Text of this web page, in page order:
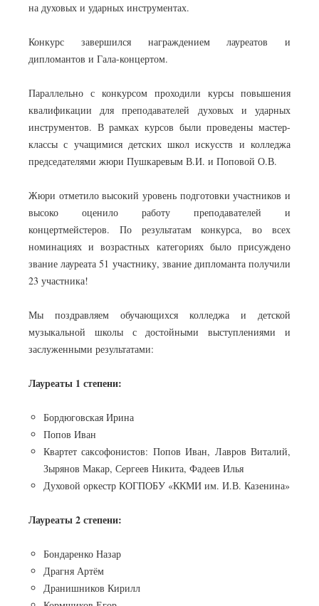
на духовых и ударных инструментах.
Конкурс завершился награждением лауреатов и
дипломантов и Гала-концертом.
Параллельно с конкурсом проходили курсы повышения
квалификации для преподавателей духовых и ударных
инструментов. В рамках курсов были проведены мастер-
классы с учащимися детских школ искусств и колледжа
председателями жюри Пушкаревым В.И. и Поповой О.В.
Жюри отметило высокий уровень подготовки участников и
высоко оценило работу преподавателей и
концертмейстеров. По результатам конкурса, во всех
номинациях и возрастных категориях было присуждено
звание лауреата 51 участнику, звание дипломанта получили
23 участника!
Мы поздравляем обучающихся колледжа и детской
музыкальной школы с достойными выступлениями и
заслуженными результатами:
Лауреаты 1 степени:
Бордюговская Ирина
Попов Иван
Квартет саксофонистов: Попов Иван, Лавров Виталий,
Зырянов Макар, Сергеев Никита, Фадеев Илья
Духовой оркестр КОГПОБУ «ККМИ им. И.В. Казенина»
Лауреаты 2 степени:
Бондаренко Назар
Драгня Артём
Дранишников Кирилл